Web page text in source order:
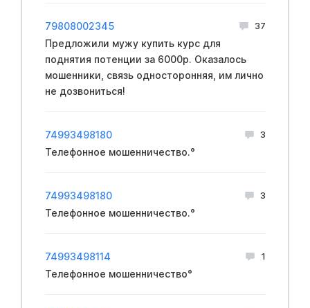
79808002345 37
Предложили мужу купить курс для
поднятия потенции за 6000р. Оказалось
мошенники, связь односторонняя, им лично
не дозвониться!
74993498180 3
Телефонное мошенничество.°
74993498180 3
Телефонное мошенничество.°
74993498114 1
Телефонное мошенничество°